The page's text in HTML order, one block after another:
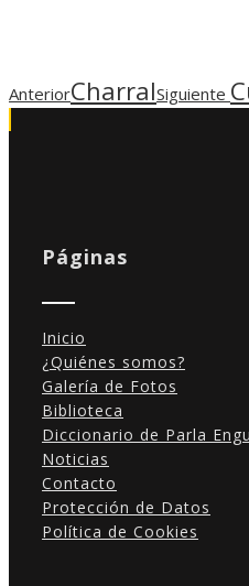
AnteriorCharralSiguiente
Páginas
Inicio
¿Quiénes somos?
Galería de Fotos
Biblioteca
Diccionario de Parla
Noticias
Contacto
Protección de Datos
Política de Cookies
de la web, en
se usa la
web.
Experiencia
Para que
nuestra web
funcione lo
mejor posible
durante tu
visita. Si